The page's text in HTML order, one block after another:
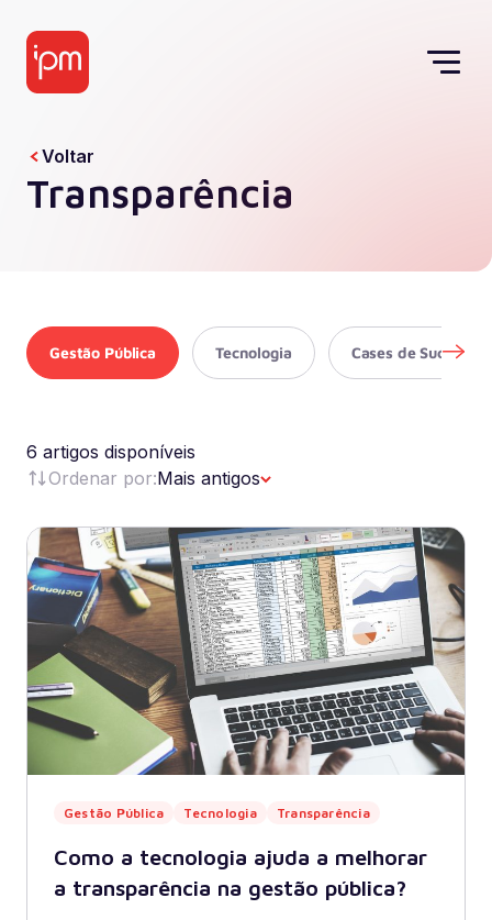
Transparência
Voltar
Gestão Pública Tecnologia Cases de Sucesso
6 artigos disponíveis
Ordenar por:Mais antigos
Gestão Pública Tecnologia Transparência
Como a tecnologia ajuda a melhorar
a transparência na gestão pública?